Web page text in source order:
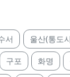
서 울산(통도
구포 화명